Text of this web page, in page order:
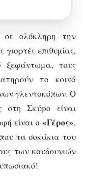
ολόκληρη την
επιθυμίας,
τους
το κοινό
γλεντοκόπων. Ο
στη Σκύρο είναι
είναι ο «Γέρος»,
τα σοκάκια του
των κουδουνιών